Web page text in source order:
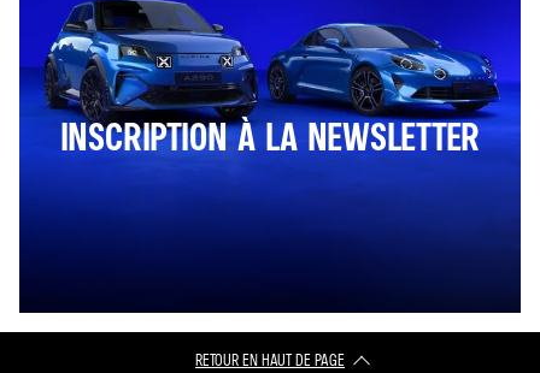
INSCRIPTION À LA NEWSLETTER
RETOUR EN HAUT DE PAGE